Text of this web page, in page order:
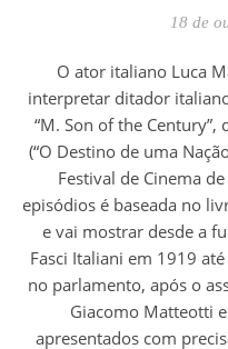
18 de
O ator italiano Luca Marinelli (“The Old Guard”) vai
interpretar ditador
“M. Son of the
(“O Destino de uma
Festival de Cinema
episódios é baseada no
e vai mostrar desde a
Fasci Italiani em 1919
no parlamento, após o
Giacomo Matteotti
apresentados com